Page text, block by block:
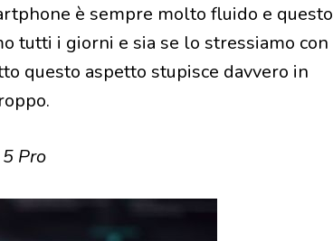
è sempre molto fluido e questo
tutti i giorni e sia se lo stressiamo con
questo aspetto stupisce davvero in
Pro